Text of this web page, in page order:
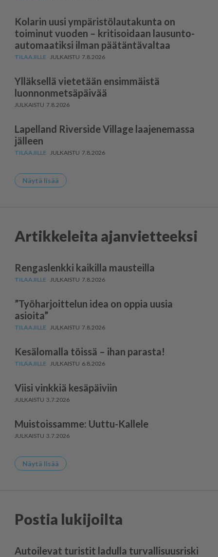
Kolarin uusi ympäris­tö­lau­takunta on
toiminut vuoden – kritisoidaan lausun­to­
au­to­maatiksi ilman päätäntävaltaa
7.8.2026
Ylläksellä vietetään ensimmäistä
luonnonmetsäpäivää
7.8.2026
Lapelland Riverside Village laajenemassa
jälleen
7.8.2026
Näytä lisää
Artikkeleita ajanvietteeksi
Rengaslenkki kaikilla mausteilla
7.8.2026
”Työharjoittelun idea on oppia uusia
asioita”
7.8.2026
Kesälomalla töissä – ihan parasta!
6.8.2026
Viisi vinkkiä kesäpäiviin
3.7.2026
Muistoissamme: Uuttu-Kallele
3.7.2026
Näytä lisää
Postia lukijoilta
Autoilevat turistit ladulla turvallisuusriski